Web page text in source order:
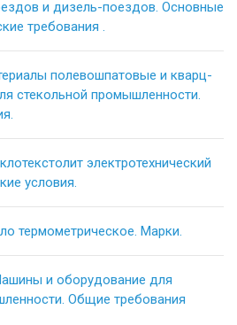
и дизель-поездов. Основные
требования .
полевошпатовые и кварц-
стекольной промышленности.
электротехнический
условия.
термометрическое. Марки.
и оборудование для
Общие требования